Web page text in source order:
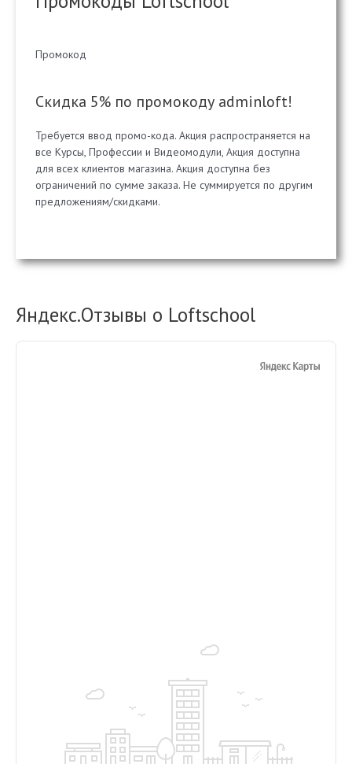
Промокод
Скидка 5% по промокоду adminloft!
Требуется ввод промо-кода. Акция распространяется на
все Курсы, Профессии и Видеомодули, Акция доступна
для всех клиентов магазина. Акция доступна без
ограничений по сумме заказа. Не суммируется по другим
предложениям/скидками.
Яндекс.Отзывы о Loftschool